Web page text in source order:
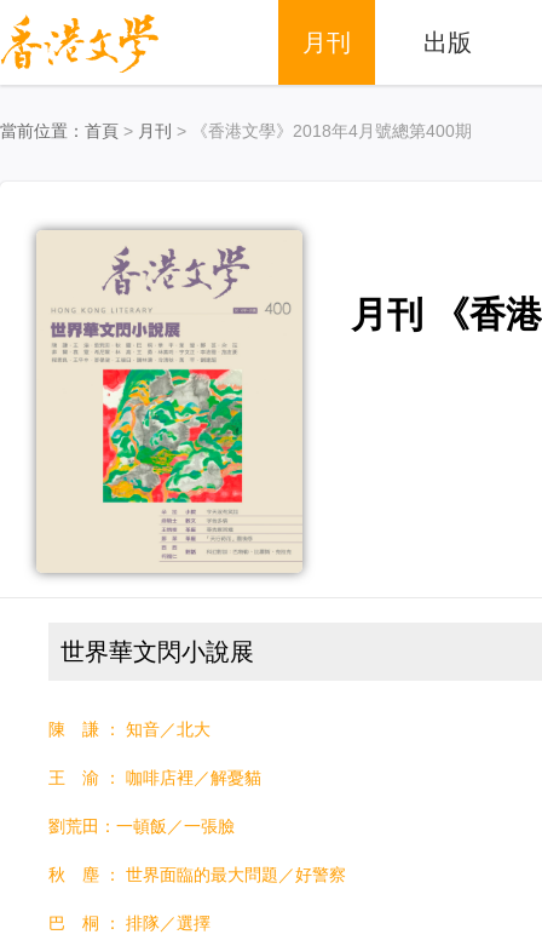
月刊 出版
當前位置： 首頁 > 月刊 > 《香港文學》2018年4月號總第400期
月刊 《香
世界華文閃小說展
陳 謙 ： 知音／北大
​王 渝 ： 咖啡店裡／解憂貓
劉荒田：一頓飯／一張臉
​秋 塵 ： 世界面臨的最大問題／好警察
​巴 桐 ： 排隊／選擇